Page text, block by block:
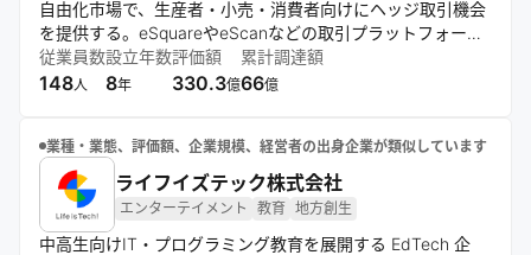
自由化市場で、生産者・小売・消費者向けにヘッジ取引機会
を提供する。eSquareやeScanなどの取引プラットフォーム
やリスク診断ツールを開発し、エネルギー価値の公正な交換
と市場の安定化を目指す。
従業員数
148人
設立年数
8年
評価額
330.3億
累計調達額
66億
業種・業態、評価額、企業規模、経営者の出身企業が類似しています
ライフイズテック株式会社
エンターテイメント 教育 地方創生
中高生向けIT・プログラミング教育を展開する EdTech 企